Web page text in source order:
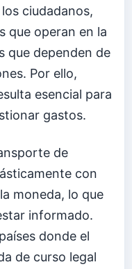
ciudadanos,
que operan en la
que dependen de
Por ello,
esencial para
gastos.
de
con
moneda, lo que
informado.
donde el
de curso legal